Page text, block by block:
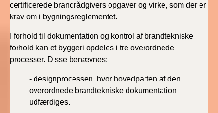
BR18 (1/1-9/3 2020)
BR18 (4/7-31/12
BR18 (1/1-4/7 2019)
BR18 (1/7-31/12
certificerede brandrådgivers opgaver og virke, som der er
krav om i bygningsreglementet.
I forhold til dokumentation og kontrol af brandtekniske
forhold kan et byggeri opdeles i tre overordnede
processer. Disse benævnes:
- designprocessen, hvor hovedparten af den
overordnede brandtekniske dokumentation
udfærdiges.